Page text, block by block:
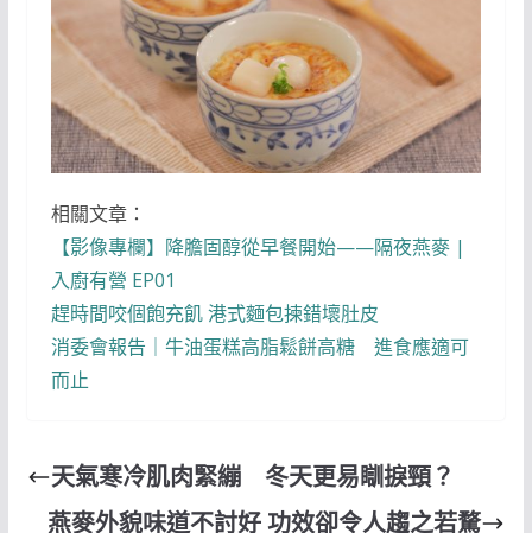
相關文章：
【影像專欄】降膽固醇從早餐開始——隔夜燕麥 |
入廚有營 EP01
趕時間咬個飽充飢 港式麵包揀錯壞肚皮
消委會報告｜牛油蛋糕高脂鬆餅高糖 進食應適可
而止
天氣寒冷肌肉緊繃 冬天更易瞓捩頸？
燕麥外貌味道不討好 功效卻令人趨之若騖